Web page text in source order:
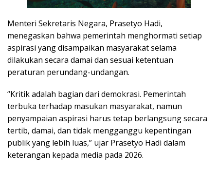
Menteri Sekretaris Negara, Prasetyo Hadi,
menegaskan bahwa pemerintah menghormati setiap
aspirasi yang disampaikan masyarakat selama
dilakukan secara damai dan sesuai ketentuan
peraturan perundang-undangan.
“Kritik adalah bagian dari demokrasi. Pemerintah
terbuka terhadap masukan masyarakat, namun
penyampaian aspirasi harus tetap berlangsung secara
tertib, damai, dan tidak mengganggu kepentingan
publik yang lebih luas,” ujar Prasetyo Hadi dalam
keterangan kepada media pada 2026.